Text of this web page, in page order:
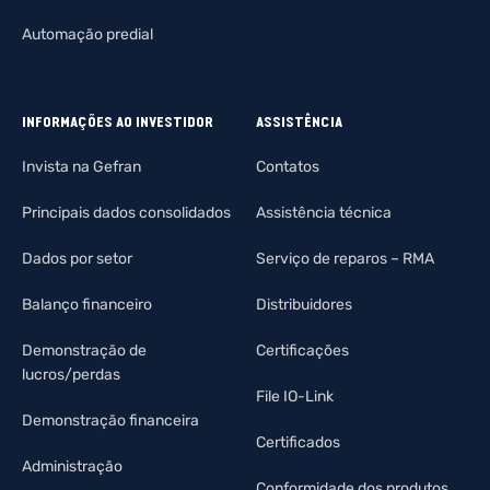
Automação predial
INFORMAÇÕES AO INVESTIDOR
Invista na Gefran
Principais dados consolidados
Dados por setor
Balanço financeiro
Demonstração de
lucros/perdas
Demonstração financeira
Administração
ASSISTÊNCIA
Contatos
Assistência técnica
Serviço de reparos – RMA
Distribuidores
Certificações
File IO-Link
Certificados